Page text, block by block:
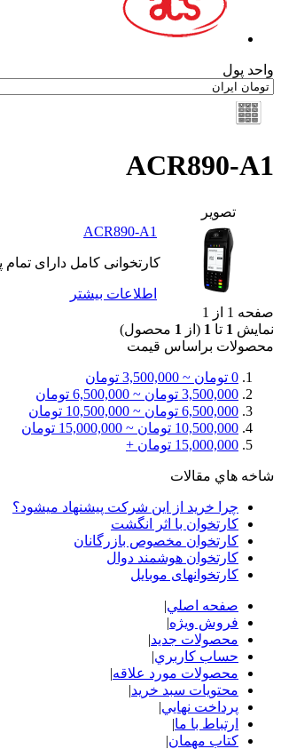
واحد پول
ACR890-A1
تصوير
ACR890-A1
کارتخوانی کامل دارای
اطلاعات بيشتر
صفحه 1 از 1
نمایش 1 تا 1 (از 1 محصول)
محصولات براساس قيمت
0 تومان ~ 3,500,000 تومان
3,500,000 تومان ~ 6,500,000 تومان
6,500,000 تومان ~ 10,500,000 تومان
10,500,000 تومان ~ 15,000,000 تومان
15,000,000 تومان +
شاخه هاي مقالات
چرا خرید از این شرکت پیشنهاد میشود؟
کارتخوان با اثر انگشت
کارتخوان مخصوص بازرگانان
کارتخوان هوشمند دوال
کارتخوانهای موبایل
صفحه اصلي|
فروش ویژه|
محصولات جدید|
حساب کاربري|
محصولات مورد علاقه|
محتويات سبد خريد|
پرداخت نهايي|
ارتباط با ما|
کتاب مهمان|